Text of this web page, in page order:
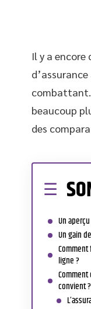
Il y a encore
beaucoup
des
Un
Un gain
ligne ?
convient ?